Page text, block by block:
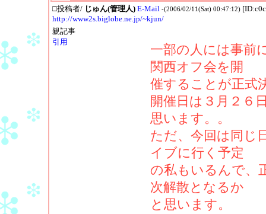
□投稿者/ じゅん(管理人) E-Mail -(2006/02/11(Sat) 00:47:12)
http://www2s.biglobe.ne.jp/~kjun/
親記事
引用
一部の人には事前
関西オフ会を開
催することが正式
開催日は３月２６
思います。。
ただ、今回は同じ
イブに行く予定
の私もいるんで、
次解散となるか
と思います。